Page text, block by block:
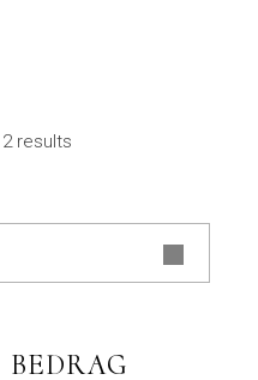
results